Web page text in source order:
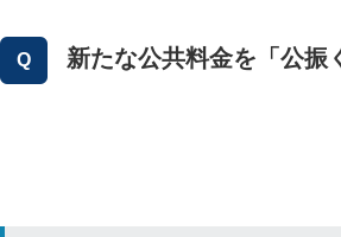
新たな公共料金を「公振